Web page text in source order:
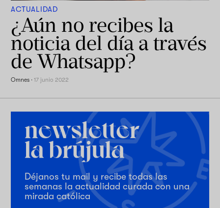
ACTUALIDAD
¿Aún no recibes la
noticia del día a través
de Whatsapp?
Omnes ·17 junio 2022
Déjanos tu mail y recibe todas las
semanas la actualidad curada con una
mirada católica